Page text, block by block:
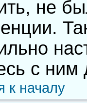
не
с ним
к началу